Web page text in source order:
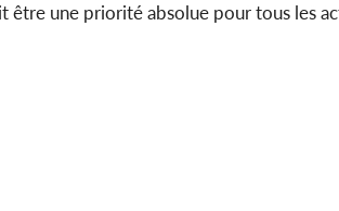
une priorité absolue pour tous les